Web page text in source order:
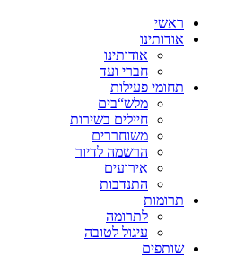
ראשי
אודותינו
אודותינו
חברי ועד
תחומי פעילות
מלש“בים
חיילים בשירות
משוחררים
הרשמה לדיור
אירועים
התנדבות
תרומות
לתרומה
עיגול לטובה
שותפים